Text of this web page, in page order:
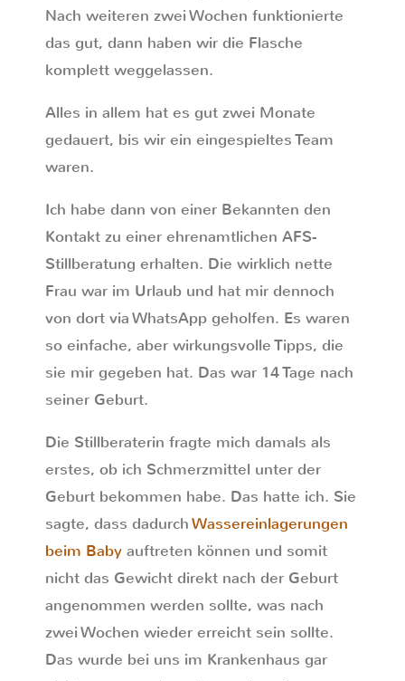
Nach weiteren zwei Wochen funktionierte
das gut, dann haben wir die Flasche
komplett weggelassen.
Alles in allem hat es gut zwei Monate
gedauert, bis wir ein eingespieltes Team
waren.
Ich habe dann von einer Bekannten den
Kontakt zu einer ehrenamtlichen AFS-
Stillberatung erhalten. Die wirklich nette
Frau war im Urlaub und hat mir dennoch
von dort via WhatsApp geholfen. Es waren
so einfache, aber wirkungsvolle Tipps, die
sie mir gegeben hat. Das war 14 Tage nach
seiner Geburt.
Die Stillberaterin fragte mich damals als
erstes, ob ich Schmerzmittel unter der
Geburt bekommen habe. Das hatte ich. Sie
sagte, dass dadurchWassereinlagerungen
beim Baby auftreten können und somit
nicht das Gewicht direkt nach der Geburt
angenommen werden sollte, was nach
zwei Wochen wieder erreicht sein sollte.
Das wurde bei uns im Krankenhaus gar